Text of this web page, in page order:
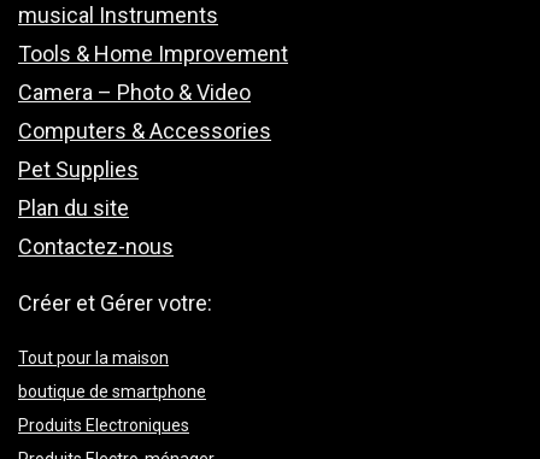
musical Instruments
Tools & Home Improvement
Camera – Photo & Video
Computers & Accessories
Pet Supplies
Plan du site
Contactez-nous
Créer et Gérer votre:
Tout pour la maison
boutique de smartphone
Produits Electroniques